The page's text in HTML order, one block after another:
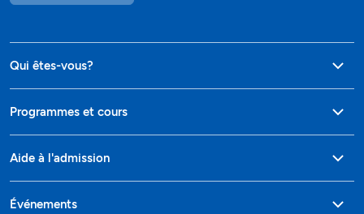
Qui êtes-vous?
Programmes et cours
Aide à l'admission
Événements